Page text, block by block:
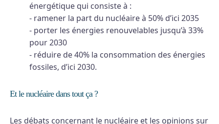
énergétique qui consiste à :
- ramener la part du nucléaire à 50% d’ici 2035
- porter les énergies renouvelables jusqu’à 33%
pour 2030
- réduire de 40% la consommation des énergies
fossiles, d’ici 2030.
Et le nucléaire dans tout ça ?
Les débats concernant le nucléaire et les opinions sur